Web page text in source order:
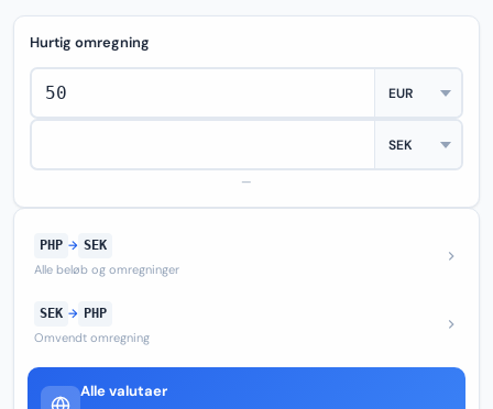
Hurtig omregning
—
PHP → SEK
Alle beløb og omregninger
SEK → PHP
Omvendt omregning
Alle valutaer